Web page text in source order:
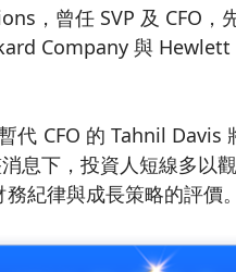
，曾任 SVP 及 CFO
Company 與
代 CFO 的 Tahnil
息下，投資人短線多以
紀律與成長策略的評價。